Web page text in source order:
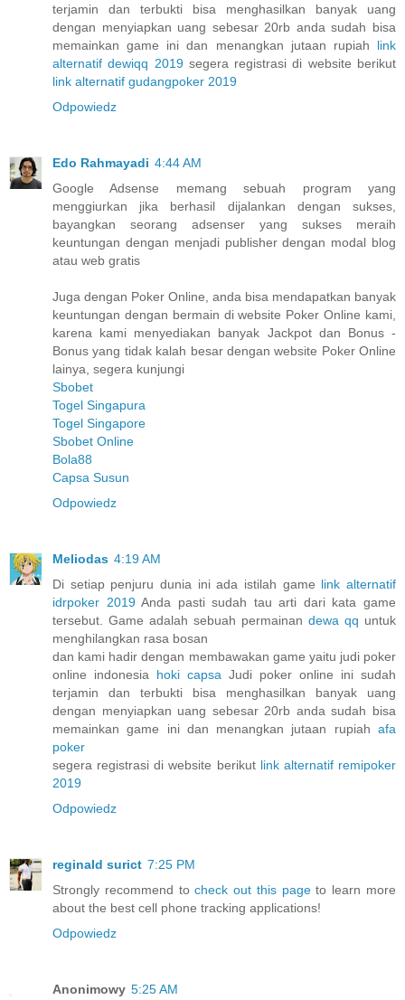
terjamin dan terbukti bisa menghasilkan banyak uang
dengan menyiapkan uang sebesar 20rb anda sudah bisa
memainkan game ini dan menangkan jutaan rupiah link
alternatif dewiqq 2019segera registrasi di website berikut
link alternatif gudangpoker 2019
Odpowiedz
Edo Rahmayadi 4:44 AM
Google Adsense memang sebuah program yang
menggiurkan jika berhasil dijalankan dengan sukses,
bayangkan seorang adsenser yang sukses meraih
keuntungan dengan menjadi publisher dengan modal blog
atau web gratis
Juga dengan Poker Online, anda bisa mendapatkan banyak
keuntungan dengan bermain di website Poker Online kami,
karena kami menyediakan banyak Jackpot dan Bonus -
Bonus yang tidak kalah besar dengan website Poker Online
lainya, segera kunjungi
Sbobet
Togel Singapura
Togel Singapore
Sbobet Online
Bola88
Capsa Susun
Odpowiedz
Meliodas 4:19 AM
Di setiap penjuru dunia ini ada istilah game link alternatif
idrpoker 2019Anda pasti sudah tau arti dari kata game
tersebut. Game adalah sebuah permainan dewa qq untuk
menghilangkan rasa bosan
dan kami hadir dengan membawakan game yaitu judi poker
online indonesia hoki capsa Judi poker online ini sudah
terjamin dan terbukti bisa menghasilkan banyak uang
dengan menyiapkan uang sebesar 20rb anda sudah bisa
memainkan game ini dan menangkan jutaan rupiah afa
poker
segera registrasi di website berikut link alternatif remipoker
2019
Odpowiedz
reginald surict 7:25 PM
Strongly recommend tocheck out this pageto learn more
about the best cell phone tracking applications!
Odpowiedz
Anonimowy 5:25 AM